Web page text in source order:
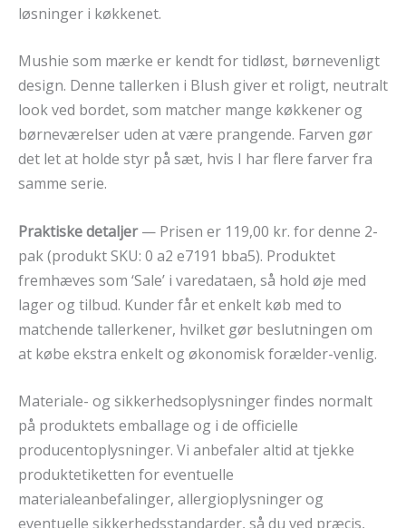
løsninger i køkkenet.
Mushie som mærke er kendt for tidløst, børnevenligt
design. Denne tallerken i Blush giver et roligt, neutralt
look ved bordet, som matcher mange køkkener og
børneværelser uden at være prangende. Farven gør
det let at holde styr på sæt, hvis I har flere farver fra
samme serie.
Praktiske detaljer— Prisen er 119,00 kr. for denne 2-
pak (produkt SKU: 0 a2 e7191 bba5). Produktet
fremhæves som ‘Sale’ i varedataen, så hold øje med
lager og tilbud. Kunder får et enkelt køb med to
matchende tallerkener, hvilket gør beslutningen om
at købe ekstra enkelt og økonomisk forælder-venlig.
Materiale- og sikkerhedsoplysninger findes normalt
på produktets emballage og i de officielle
producentoplysninger. Vi anbefaler altid at tjekke
produktetiketten for eventuelle
materialeanbefalinger, allergioplysninger og
eventuelle sikkerhedsstandarder, så du ved præcis,